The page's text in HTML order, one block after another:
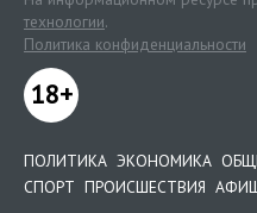
технологии.
Политика конфиденциальности
18+
ПОЛИТИКА ЭКОНОМИКА
СПОРТ ПРОИСШЕСТВИЯ